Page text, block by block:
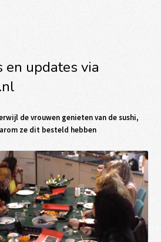
updates via
de vrouwen genieten van de sushi,
ze dit besteld hebben